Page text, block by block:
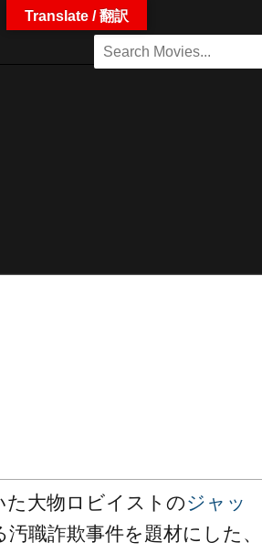
た大物ロビイストのジャッ
汚職詐欺事件を題材にした、
Translate / 翻訳